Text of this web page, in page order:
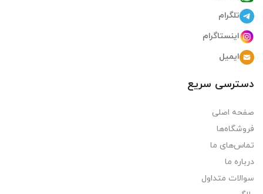
تلگرام
اینستاگرام
ایمیل
دسترسی سریع
صفحه اصلی
فروشگاه‌ها
تماس‌های ما
درباره ما
سوالات متداول